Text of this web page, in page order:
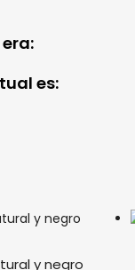
es:
y negro